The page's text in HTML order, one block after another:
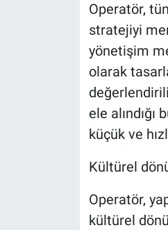
Operatör,
stratejiyi
yönetişim
olarak
ele
küçük ve
Kültürel
Operatör,
kültürel